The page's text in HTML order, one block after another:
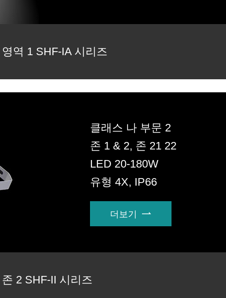
역 1 SHF-IA 시리즈
클래스 나 부문 2
존 1 & 2, 존 21 22
LED 20-180W
유형 4X, IP66
더보기 
2 SHF-II 시리즈